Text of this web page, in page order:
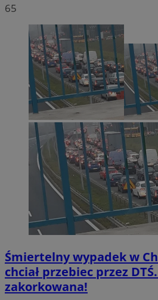
65
Śmiertelny wypadek w
chciał przebiec przez
zakorkowana!